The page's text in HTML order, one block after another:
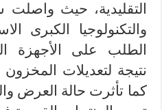
التقليدية، حيث واصلت
والتكنولوجيا الكبرى
الطلب على الأجهزة
نتيجة لتعديلات
كما تأثرت حالة العرض